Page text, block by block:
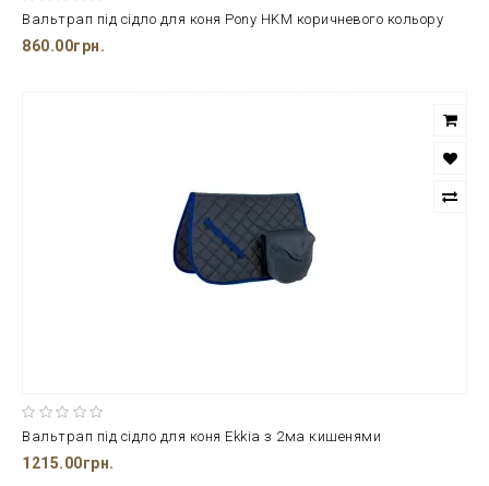
Вальтрап під сідло для коня Pony HKM коричневого кольору
860.00грн.
Вальтрап під сідло для коня Ekkia з 2ма кишенями
1215.00грн.